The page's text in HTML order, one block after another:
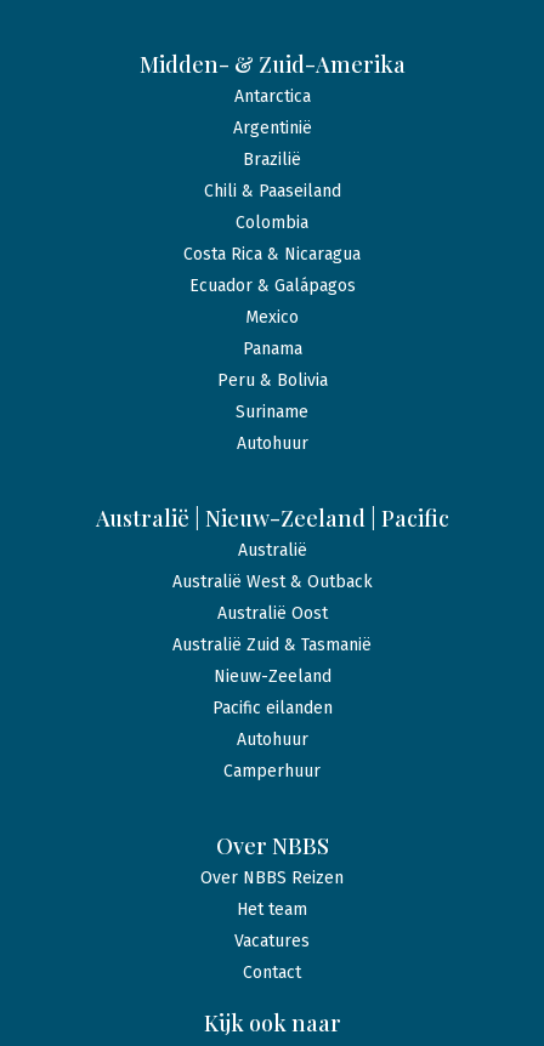
Midden- & Zuid-Amerika
Antarctica
Argentinië
Brazilië
Chili & Paaseiland
Colombia
Costa Rica & Nicaragua
Ecuador & Galápagos
Mexico
Panama
Peru & Bolivia
Suriname
Autohuur
Australië | Nieuw-Zeeland | Pacific
Australië
Australië West & Outback
Australië Oost
Australië Zuid & Tasmanië
Nieuw-Zeeland
Pacific eilanden
Autohuur
Camperhuur
Over NBBS
Over NBBS Reizen
Het team
Vacatures
Contact
Kijk ook naar